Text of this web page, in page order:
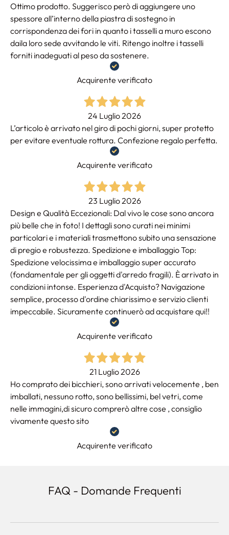
Ottimo prodotto. Suggerisco però di aggiungere uno
spessore all’interno della piastra di sostegno in
corrispondenza dei fori in quanto i tasselli a muro escono
daila loro sede avvitando le viti. Ritengo inoltre i tasselli
forniti inadeguati al peso da sostenere.
Acquirente verificato
24 Luglio 2026
L’articolo è arrivato nel giro di pochi giorni, super protetto
per evitare eventuale rottura. Confezione regalo perfetta.
Acquirente verificato
23 Luglio 2026
Design e Qualità Eccezionali: Dal vivo le cose sono ancora
più belle che in foto! I dettagli sono curati nei minimi
particolari e i materiali trasmettono subito una sensazione
di pregio e robustezza. Spedizione e imballaggio Top:
Spedizione velocissima e imballaggio super accurato
(fondamentale per gli oggetti d'arredo fragili). È arrivato in
condizioni intonse. Esperienza d'Acquisto? Navigazione
semplice, processo d'ordine chiarissimo e servizio clienti
impeccabile. Sicuramente continuerò ad acquistare qui!!
Acquirente verificato
21 Luglio 2026
Ho comprato dei bicchieri, sono arrivati velocemente , ben
imballati, nessuno rotto, sono bellissimi, bel vetri, come
nelle immagini,di sicuro comprerò altre cose , consiglio
vivamente questo sito
Acquirente verificato
FAQ - Domande Frequenti